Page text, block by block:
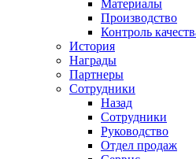
Материалы
Производство
Контроль
История
Награды
Партнеры
Сотрудники
Назад
Сотрудники
Руководство
Отдел продаж